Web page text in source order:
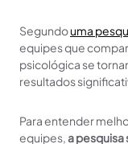
Segundouma
equipes que
psicológica se
resultados
Para entender
equipes,a pesquisa